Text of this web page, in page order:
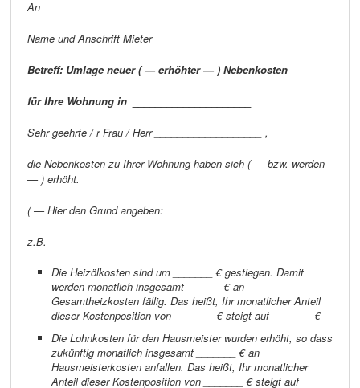
An
Name und Anschrift Mieter
Betreff: Umlage neuer ( — erhöhter — ) Nebenkosten
für Ihre Wohnung in _____________________
Sehr geehrte / r Frau / Herr ___________________ ,
die Nebenkosten zu Ihrer Wohnung haben sich ( — bzw. werden
— ) erhöht.
( — Hier den Grund angeben:
z.B.
Die Heizölkosten sind um _______ € gestiegen. Damit
werden monatlich insgesamt ______ € an
Gesamtheizkosten fällig. Das heißt, Ihr monatlicher Anteil
dieser Kostenposition von _______ € steigt auf _______ €
Die Lohnkosten für den Hausmeister wurden erhöht, so dass
zukünftig monatlich insgesamt _______ €an
Hausmeisterkosten anfallen. Das heißt, Ihr monatlicher
Anteil dieser Kostenposition von _______ € steigt auf